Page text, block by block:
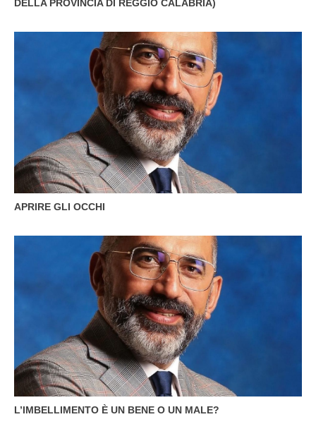
DELLA PROVINCIA DI REGGIO CALABRIA)
APRIRE GLI OCCHI
L’IMBELLIMENTO È UN BENE O UN MALE?